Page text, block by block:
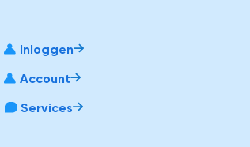
Inloggen
Account
Services